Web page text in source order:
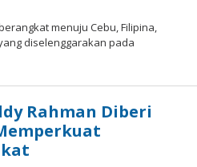
menuju Cebu, Filipina,
diselenggarakan pada
Rahman Diberi